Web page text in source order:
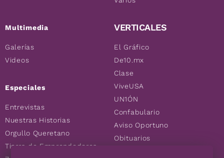
Multimedia
Galerías
Videos
Especiales
Entrevistas
Nuestras Historias
Orgullo Queretano
Tierra de Emprendedores
VERTICALES
El Gráfico
De10.mx
Clase
ViveUSA
UN1ÓN
Confabulario
Aviso Oportuno
Obituarios